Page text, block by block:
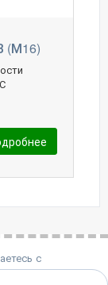
(М16)
с